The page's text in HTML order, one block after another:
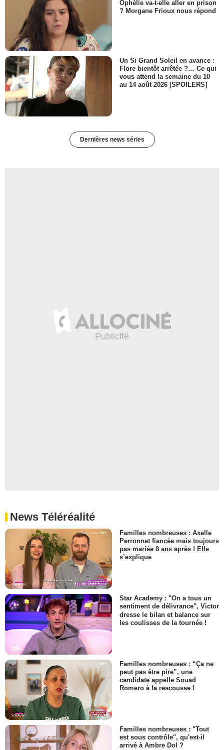
Ophélie va-t-elle aller en prison
? Morgane Frioux nous répond
Un Si Grand Soleil en avance :
Flore bientôt arrêtée ?… Ce qui
vous attend la semaine du 10
au 14 août 2026 [SPOILERS]
Dernières news séries
News Téléréalité
Familles nombreuses : Axelle
Perronnet fiancée mais toujours
pas mariée 8 ans après ! Elle
s’explique
Star Academy : "On a tous un
sentiment de délivrance", Victor
dresse le bilan et balance sur
les coulisses de la tournée !
Familles nombreuses : “Ça ne
peut pas être pire”, une
candidate appelle Souad
Romero à la rescousse !
Familles nombreuses : "Tout
est sous contrôle", qu'est-il
arrivé à Ambre Dol ?